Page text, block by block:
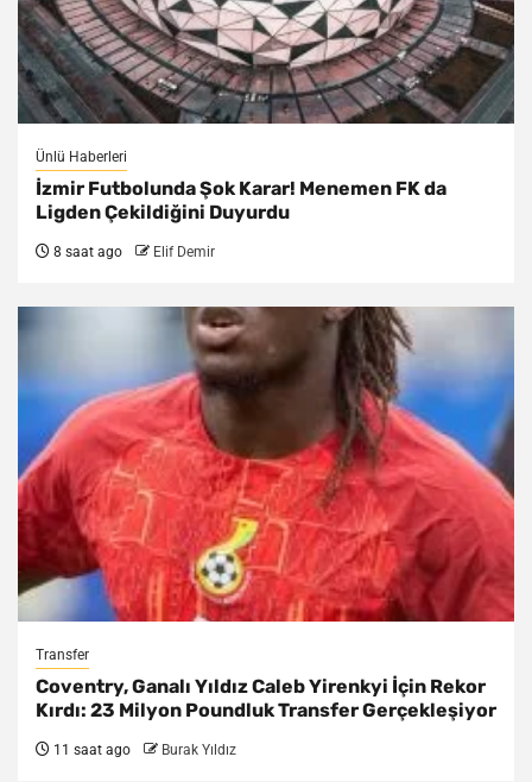
Ünlü Haberleri
İzmir Futbolunda Şok Karar! Menemen FK da
Ligden Çekildiğini Duyurdu
8 saat ago Elif Demir
Transfer
Coventry, Ganalı Yıldız Caleb Yirenkyi İçin Rekor
Kırdı: 23 Milyon Poundluk Transfer Gerçekleşiyor
11 saat ago Burak Yıldız